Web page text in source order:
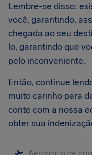
Lembre-se disso:
você, garantindo,
chegada ao seu
lo, garantindo que
pelo inconveniente.
Então, continue
muito carinho para
conte com a nossa
obter sua